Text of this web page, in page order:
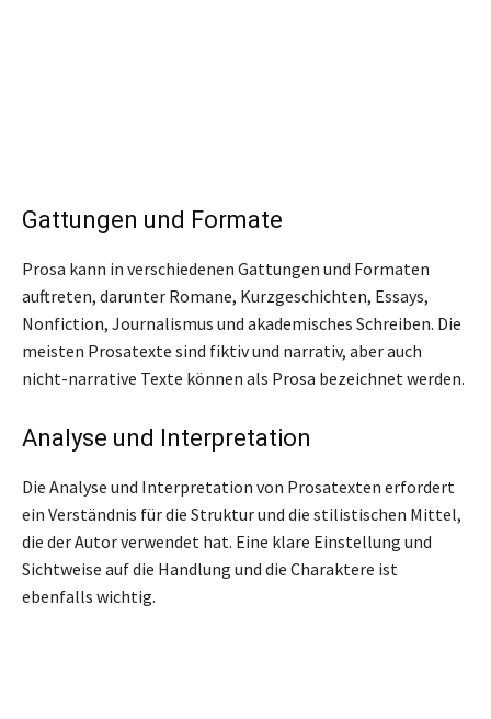
Gattungen und Formate
Prosa kann in verschiedenen Gattungen und Formaten
auftreten, darunter Romane, Kurzgeschichten, Essays,
Nonfiction, Journalismus und akademisches Schreiben. Die
meisten Prosatexte sind fiktiv und narrativ, aber auch
nicht-narrative Texte können als Prosa bezeichnet werden.
Analyse und Interpretation
Die Analyse und Interpretation von Prosatexten erfordert
ein Verständnis für die Struktur und die stilistischen Mittel,
die der Autor verwendet hat. Eine klare Einstellung und
Sichtweise auf die Handlung und die Charaktere ist
ebenfalls wichtig.